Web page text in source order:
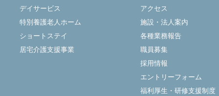
デイサービス
特別養護老人ホーム
ショートステイ
居宅介護支援事業
アクセス
施設・法人案内
各種業務報告
職員募集
採用情報
エントリーフォーム
福利厚生・研修支援制度